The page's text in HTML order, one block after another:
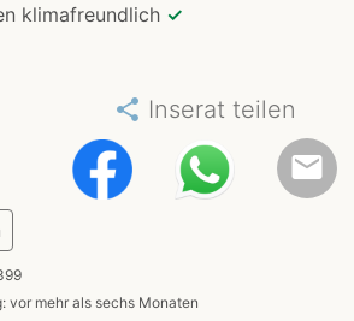
klimafreundlich ✓
share Inserat teilen
email
vor mehr als sechs Monaten